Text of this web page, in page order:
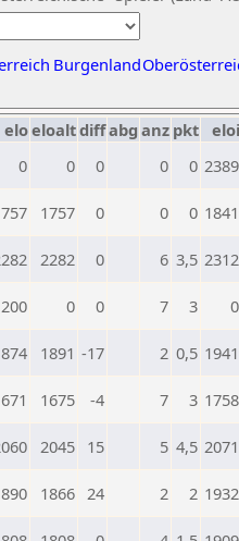
Burgenland
eloeloaltdiffabg anz pkt eloi
0 0 0 0 0 2389
1757 0 0 0 1841
2282 0 6 3,5 2312
0 0 7 3 0
1891 -17 2 0,5 1941
1675 -4 7 3 1758
2045 15 5 4,5 2071
1866 24 2 2 1932